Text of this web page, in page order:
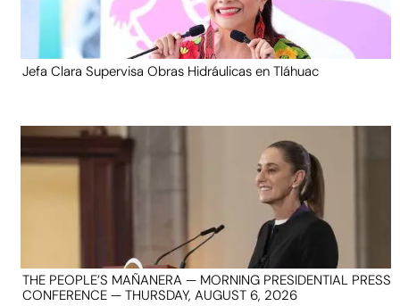
Jefa Clara Supervisa Obras Hidráulicas en Tláhuac
THE PEOPLE’S MAÑANERA — MORNING PRESIDENTIAL PRESS
CONFERENCE — THURSDAY, AUGUST 6, 2026